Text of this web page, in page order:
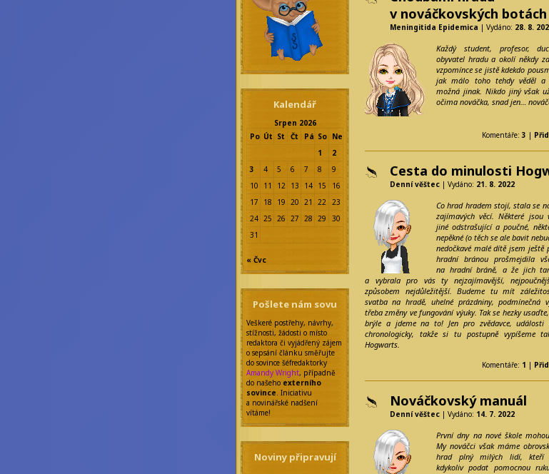
Kalendář
Srpen 2026
Po Út St Čt Pá So Ne
1
2
3
4 5 6 7 8
9
10
11 12 13 14 15
16
17
18 19 20 21 22 23
24 25 26 27 28 29
30
31
« Čvc
Pošlete nám sovu
Veškeré postřehy, návrhy,
stížnosti, žádosti o místo
redaktora či vyjádřený zájem
o sepsání článku směřujte
do sovince šéfredaktorky
Amandy Wright, případně
do našeho externího
sovince. Iniciativu
a novinářské nadšení
vítáme!
Noviny připravují
v nováčkovských botách
Meningitida Epidemica | Vydáno: 28. 8.
Každý student, profesor,
obyvatel hradu a okolí někdy
vzpomínce se jistě kdekdo
jak málo toho tehdy věděl
možná jinak. Nikdo jiný však
očima nováčka, snad jen…
Komentáře: 3 |
Cesta do minulosti
Denní věštec | Vydáno: 21. 8. 2022
Co hrad hradem stojí, stala se
zajímavých věcí. Některé jsou
jiné odstrašující a poučné,
nepěkné (o těch se ale bavit
nedočkavé malé dítě jsem ještě
hradní bránou prošmejdila
na hradní bráně, a že jich
a vybrala pro vás ty nejzajímavější,
způsobem nejdůležitější. Budeme tu mít
svatba na hradě, uhelné prázdniny, podmínečná
třeba změny ve fungování výuky. Tak se hezky
brýle a jdeme na to! Jen pro zvědavce, události
chronologicky, takže si tu postupně vypíšeme
Hogwarts.
Komentáře: 1 |
Nováčkovský manuál
Denní věštec | Vydáno: 14. 7. 2022
První dny na nové škole
My nováčci však máme
hrad plný milých lidí, kteří
kdykoliv podat pomocnou